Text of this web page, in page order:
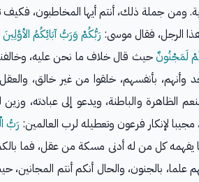
ومن جملة ذلك، أنتم أيها المخاطبون،
الرجل، فقال موسى: رَبُّكُمْ وَرَبُّ آبَائِكُمُ الأوَّلِينَ
لَمَجْنُونٌحيث قال خلاف ما نحن عليه،
وأنهم، بأنفسهم، خلقوا من غير خالق،
الظاهرة والباطنة، ويدعو إلى عبادته،
لإنكار فرعون وتعطيله لرب العالمين: رَبُّ
يفهمه كل من له أدنى مسكة من عقل، فما
علما، بالجنون، والحال أنكم أنتم